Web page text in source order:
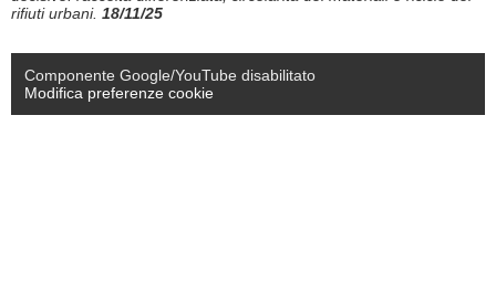
rifiuti urbani. 18/11/25
Componente Google/YouTube disabilitato
Modifica preferenze cookie